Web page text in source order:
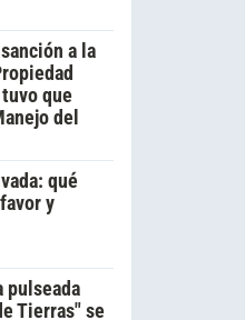
a la
que
del
qué
y
pulseada
Tierras" se